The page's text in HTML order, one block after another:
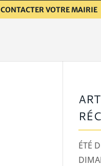
CONTACTER VOTRE MAIRIE
ÉTÉ